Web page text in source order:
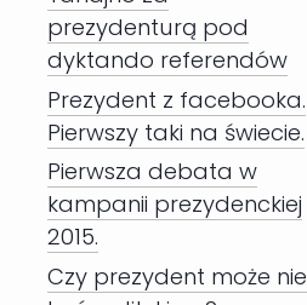
prezydenturą pod
dyktando referendów
Prezydent z facebooka.
Pierwszy taki na świecie.
Pierwsza debata w
kampanii prezydenckiej
2015.
Czy prezydent może nie